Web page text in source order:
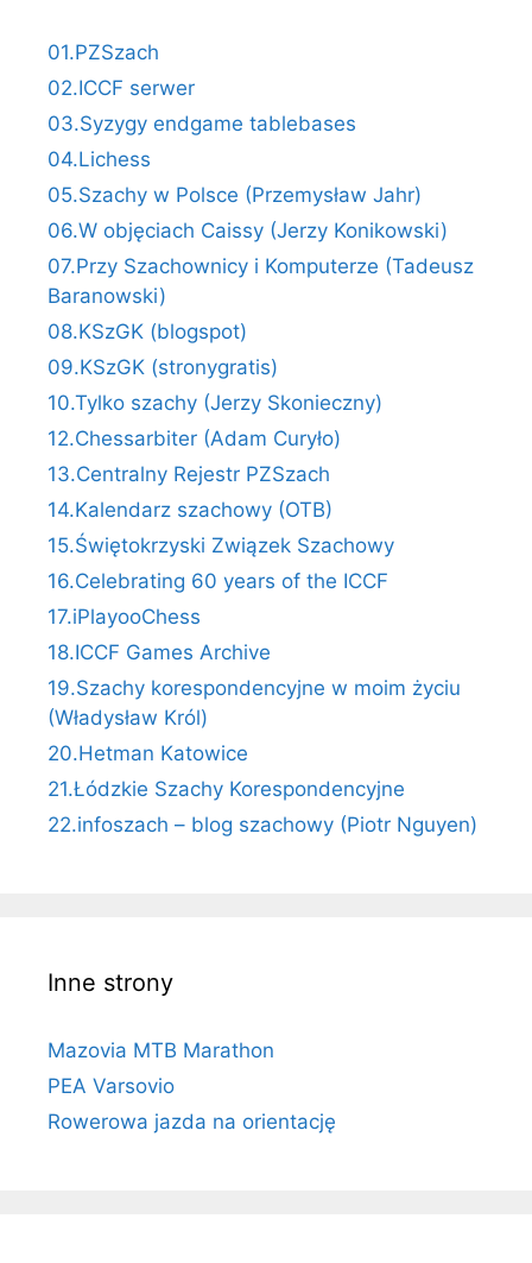
01.PZSzach
02.ICCF serwer
03.Syzygy endgame tablebases
04.Lichess
05.Szachy w Polsce (Przemysław Jahr)
06.W objęciach Caissy (Jerzy Konikowski)
07.Przy Szachownicy i Komputerze (Tadeusz
Baranowski)
08.KSzGK (blogspot)
09.KSzGK (stronygratis)
10.Tylko szachy (Jerzy Skonieczny)
12.Chessarbiter (Adam Curyło)
13.Centralny Rejestr PZSzach
14.Kalendarz szachowy (OTB)
15.Świętokrzyski Związek Szachowy
16.Celebrating 60 years of the ICCF
17.iPlayooChess
18.ICCF Games Archive
19.Szachy korespondencyjne w moim życiu
(Władysław Król)
20.Hetman Katowice
21.Łódzkie Szachy Korespondencyjne
22.infoszach – blog szachowy (Piotr Nguyen)
Inne strony
Mazovia MTB Marathon
PEA Varsovio
Rowerowa jazda na orientację